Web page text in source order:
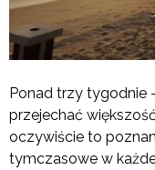
Ponad trzy tygodnie
przejechać
oczywiście to
tymczasowe w